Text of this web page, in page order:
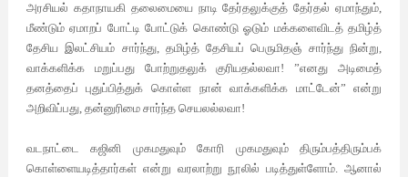
அரசியல் கதாநாயகி தலைமையை நாடி தேர்தலுக்குத் தேர்தல் ஏமாந்தும்,
மீண்டும் ஏமாறப் போட்டி போட்டுக் கொண்டு ஓடும் மக்களைவிடத் தமிழ்த்
தேசிய இலட்சியம் சார்ந்து, தமிழ்த் தேசியப் பெருமிதஞ் சார்ந்து நின்று,
வாக்களிக்க
மறுப்பது போற்றுதலுக் குரியதல்லவா! ”எனது
அடிமைத்
தனத்தைப்
புதுப்பித்துக் கொள்ள நான் வாக்களிக்க மாட்டேன்”
என்று
அறிவிப்பது, தன்னுரிமை சார்ந்த செயலல்லவா!
வடநாட்டை கஜினி முகமதுவும் கோரி முகமதுவும்
திரும்பத்திரும்பக்
கொள்ளையடித்தார்கள் என்று வரலாற்று நூலில் படித்துள்ளோம்.ஆனால்